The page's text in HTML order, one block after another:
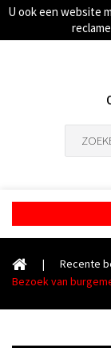
U ook een website
naar:
| Recente
Bezoek van